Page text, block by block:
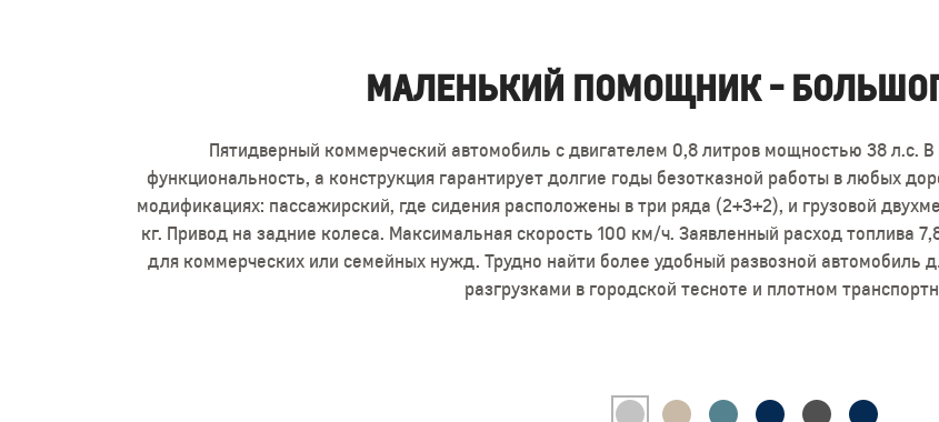
МАЛЕНЬКИЙ ПОМОЩНИК -
Пятидверный коммерческий автомобиль с двигателем 0,8 литров мощностью 38 л.с.
функциональность, а конструкция гарантирует долгие годы безотказной работы в любых
модификациях: пассажирский, где сидения расположены в три ряда (2+3+2), и грузовой
кг. Привод на задние колеса. Максимальная скорость 100 км/ч. Заявленный расход топлива
для коммерческих или семейных нужд. Трудно найти более удобный развозной автомобиль
разгрузками в городской тесноте и плотном